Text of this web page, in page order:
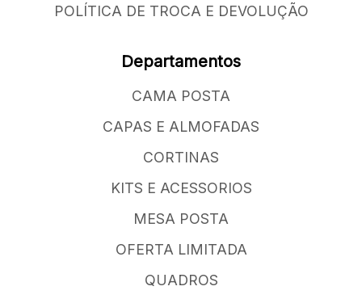
POLÍTICA DE TROCA E DEVOLUÇÃO
Departamentos
CAMA POSTA
CAPAS E ALMOFADAS
CORTINAS
KITS E ACESSORIOS
MESA POSTA
OFERTA LIMITADA
QUADROS